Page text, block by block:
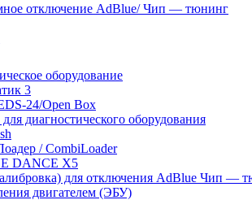
отключение AdBlue/ Чип — тюнинг
оборудование
3
24/Open Box
диагностического оборудования
/ CombiLoader
DANCE X5
для отключения AdBlue Чип —
двигателем (ЭБУ)